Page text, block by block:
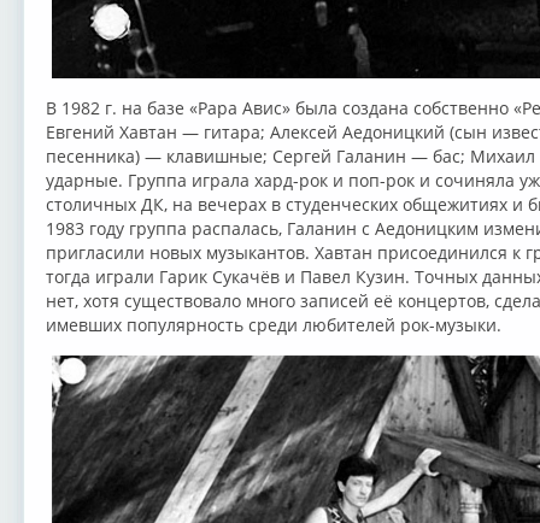
В 1982 г. на базе «Papa Авис» была создана собственно
Евгений Хавтан — гитара; Алексей Аедоницкий (сын
песенника) — клавишные; Сергей Галанин — бас;
ударные. Группа играла хард-рок и поп-рок и сочиняла
столичных ДК, на вечерах в студенческих общежитиях и
1983 году группа распалась, Галанин с Аедоницким
пригласили новых музыкантов. Хавтан присоединился к
тогда играли Гарик Сукачёв и Павел Кузин. Точных
нет, хотя существовало много записей её концертов,
имевших популярность среди любителей рок-музыки.